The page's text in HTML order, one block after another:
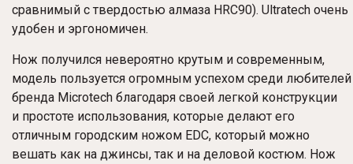
сравнимый с твердостью алмаза HRC90). Ultratech очень
удобен и эргономичен.
Нож получился невероятно крутым и современным,
модель пользуется огромным успехом среди любителей
бренда Microtech благодаря своей легкой конструкции
и простоте использования, которые делают его
отличным городским ножом EDC, который можно
вешать как на джинсы, так и на деловой костюм. Нож